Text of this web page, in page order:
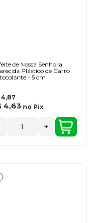
de Nossa Senhora
Plástico de Carro
- 5 cm
4,87
4,63 no Pix
+